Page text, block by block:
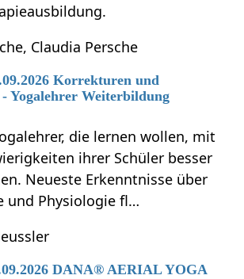
Claudia Persche
Korrekturen und
Yogalehrer Weiterbildung
die lernen wollen, mit
ihrer Schüler besser
Neueste Erkenntnisse über
und Physiologie fl…
DANA® AERIAL YOGA